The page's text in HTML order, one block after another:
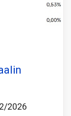
2026